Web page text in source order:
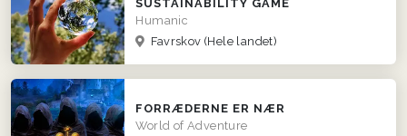
SUSTAINABILITY GAME
Humanic
Favrskov (Hele landet)
FORRÆDERNE ER NÆR
World of Adventure